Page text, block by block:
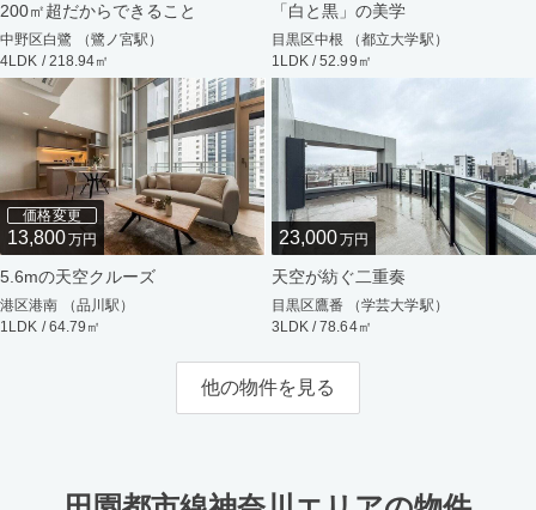
200㎡超だからできること
中野区白鷺 （鷺ノ宮駅）
4LDK / 218.94㎡
「白と黒」の美学
目黒区中根 （都立大学駅）
1LDK / 52.99㎡
価格変更
13,800万円
5.6mの天空クルーズ
港区港南 （品川駅）
1LDK / 64.79㎡
23,000万円
天空が紡ぐ二重奏
目黒区鷹番 （学芸大学駅）
3LDK / 78.64㎡
他の物件を見る